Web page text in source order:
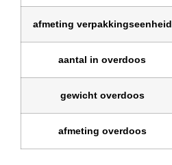
afmeting verpakkingseenheid
aantal in overdoos
gewicht overdoos
afmeting overdoos